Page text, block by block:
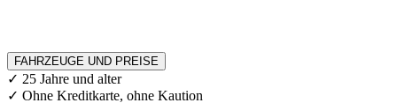
FAHRZEUGE UND PREISE
✓ 25 Jahre und alter
✓ Ohne Kreditkarte, ohne Kaution